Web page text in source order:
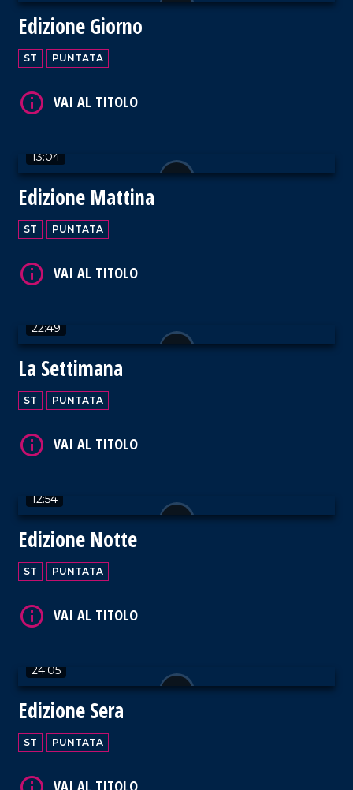
Edizione Giorno
ST PUNTATA
13:04
Edizione Mattina
ST PUNTATA
22:49
La Settimana
ST PUNTATA
12:54
Edizione Notte
ST PUNTATA
24:05
Edizione Sera
ST PUNTATA
VAI AL TITOLO
VAI AL TITOLO
VAI AL TITOLO